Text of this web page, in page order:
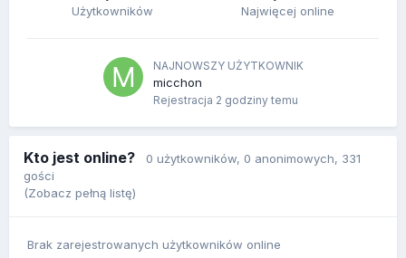
Użytkowników Najwięcej online
NAJNOWSZY UŻYTKOWNIK
micchon
Rejestracja 2 godziny temu
Kto jest online? 0 użytkowników, 0 anonimowych, 331
gości
(Zobacz pełną listę)
Brak zarejestrowanych użytkowników online